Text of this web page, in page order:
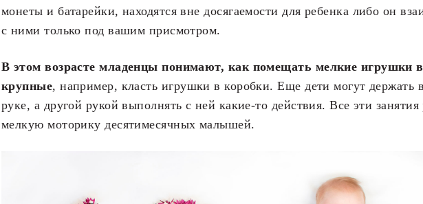
монеты и батарейки, находятся вне досягаемости для ребенка либо он
с ними только под вашим присмотром.
В этом возрасте младенцы понимают, как помещать мелкие игрушки в
крупные, например, класть игрушки в коробки. Еще дети могут держать
руке, а другой рукой выполнять с ней какие-то действия. Все эти занятия
мелкую моторику десятимесячных малышей.